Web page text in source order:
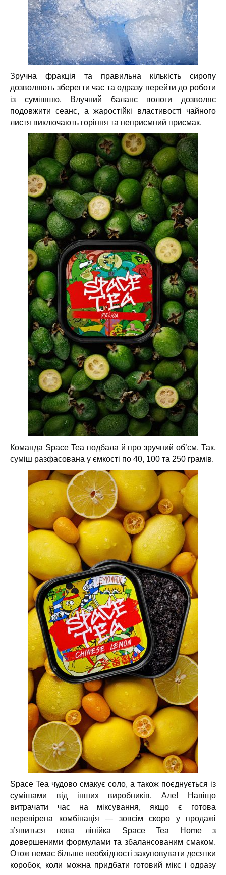
Зручна фракція та правильна кількість сиропу
дозволяють зберегти час та одразу перейти до роботи
із сумішшю. Влучний баланс вологи дозволяє
подовжити сеанс, а жаростійкі властивості чайного
листя виключають горіння та неприємний присмак.
Команда Space Tea подбала й про зручний об’єм. Так,
суміш разфасована у ємкості по 40, 100 та 250 грамів.
Space Tea чудово смакує соло, а також поєднується із
сумішами від інших виробників. Але! Навіщо
витрачати час на міксування, якщо є готова
перевірена комбінація — зовсім скоро у продажі
з’явиться нова лінійка Space Tea Home з
довершеними формулами та збалансованим смаком.
Отож немає більше необхідності закуповувати десятки
коробок, коли можна придбати готовий мікс і одразу